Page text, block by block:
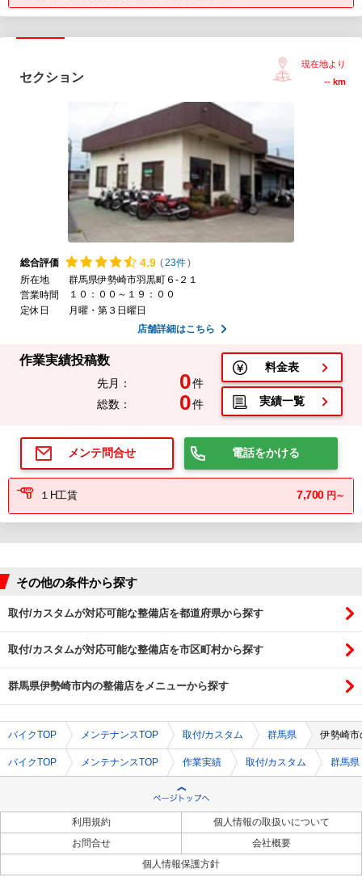
セクション
現在地より
-- km
総合評価 4.9 (23件)
所在地
群馬県伊勢崎市羽黒町６-２１
営業時間
１０：００～１９：００
定休日
月曜・第３日曜日
店舗詳細はこちら
作業実績投稿数
先月： 0件
総数：
0件
料金表
実績一覧
メンテ問合せ 電話をかける
１H工賃 7,700 円～
その他の条件から探す
取付/カスタムが対応可能な整備店を都道府県から探す
取付/カスタムが対応可能な整備店を市区町村から探す
群馬県伊勢崎市内の整備店をメニューから探す
バイクTOP メンテナンスTOP 取付/カスタム 群馬県 伊勢崎市
バイクTOP メンテナンスTOP 作業実績 取付/カスタム 群馬県
利用規約
個人情報の取扱いについて
お問合せ
会社概要
個人情報保護方針